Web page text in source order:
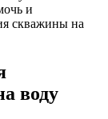
и
скважины на
воду